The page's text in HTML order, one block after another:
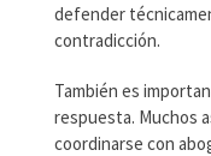
defender
contradicción.
También es
respuesta. Muchos
coordinarse con